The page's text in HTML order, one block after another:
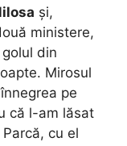
și,
ministere,
din
Mirosul
pe
că l-am lăsat
cu el